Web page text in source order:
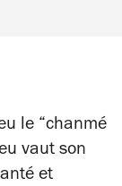
le “chanmé
vaut son
et